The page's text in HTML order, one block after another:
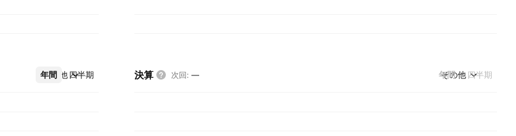
年間 四半期
その他 決算 次回: — 年間 四半期
その他